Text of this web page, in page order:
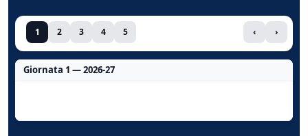
1 2 3 4 5 ‹ ›
Giornata 1 — 2026-27